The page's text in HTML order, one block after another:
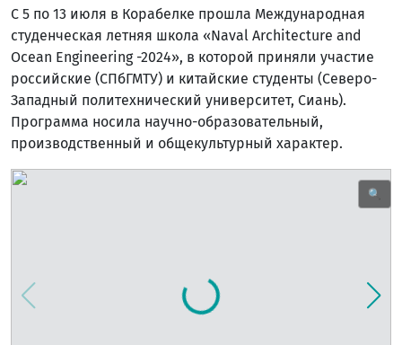
C 5 по 13 июля в Корабелке прошла Международная
студенческая летняя школа «Naval Architecture and
Ocean Engineering -2024», в которой приняли участие
российские (СПбГМТУ) и китайские студенты (Северо-
Западный политехнический университет, Сиань).
Программа носила научно-образовательный,
производственный и общекультурный характер.
🔍